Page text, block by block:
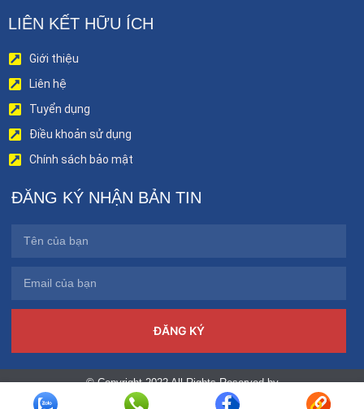
LIÊN KẾT HỮU ÍCH
Giới thiệu
Liên hệ
Tuyển dụng
Điều khoản sử dụng
Chính sách bảo mật
ĐĂNG KÝ NHẬN BẢN TIN
ĐĂNG KÝ
© Copyright 2022 All Rights Reserved by
benhviendakhoatinhphutho.vn